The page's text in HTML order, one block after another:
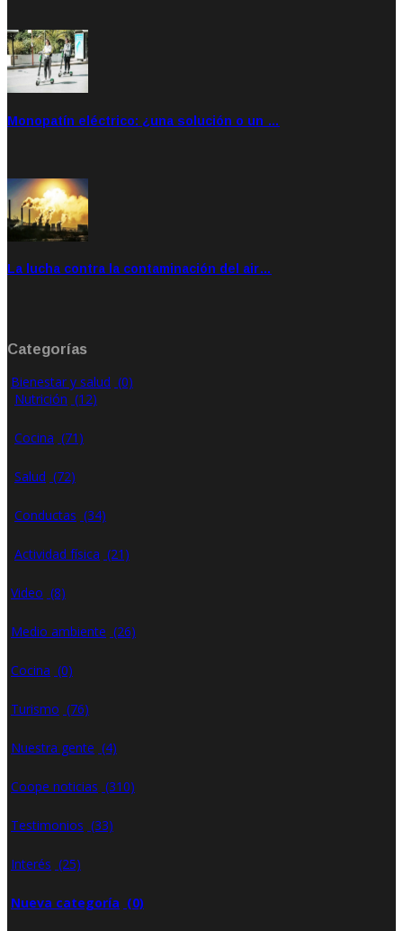
Monopatín eléctrico: ¿una solución o un …
La lucha contra la contaminación del air…
Categorías
Bienestar y salud (0)
Nutrición (12)
Cocina (71)
Salud (72)
Conductas (34)
Actividad física (21)
Video (8)
Medio ambiente (26)
Cocina (0)
Turismo (76)
Nuestra gente (4)
Coope noticias (310)
Testimonios (33)
Interés (25)
Nueva categoría (0)